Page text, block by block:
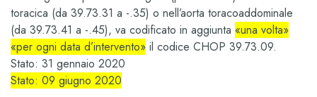
toracica (da 39.73.31 a -.35) o nell’aorta toracoaddominale
(da 39.73.41 a -.45), va codificato in aggiunta «una volta»
«per ogni data d’intervento» il codice CHOP 39.73.09.
Stato: 31 gennaio 2020
Stato: 09 giugno 2020